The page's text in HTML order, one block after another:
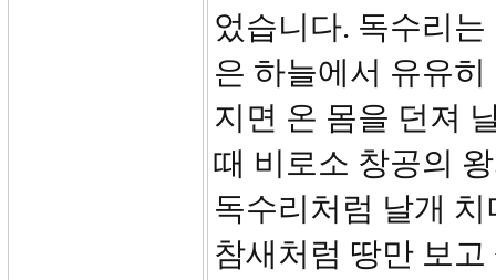
었습니다. 독수리
은 하늘에서 유유
지면 온 몸을 던져
때 비로소 창공의
독수리처럼 날개
참새처럼 땅만 보